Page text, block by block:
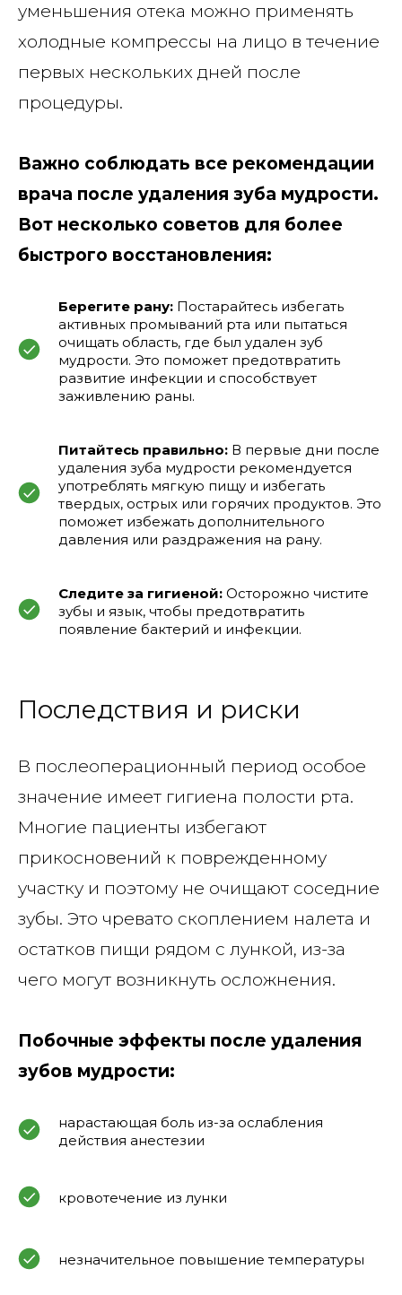
уменьшения отека можно применять
холодные компрессы на лицо в течение
первых нескольких дней после
процедуры.
Важно соблюдать все рекомендации
врача после удаления зуба мудрости.
Вот несколько советов для более
быстрого восстановления:
Берегите рану: Постарайтесь избегать
активных промываний рта или пытаться
очищать область, где был удален зуб
мудрости. Это поможет предотвратить
развитие инфекции и способствует
заживлению раны.
Питайтесь правильно: В первые дни после
удаления зуба мудрости рекомендуется
употреблять мягкую пищу и избегать
твердых, острых или горячих продуктов. Это
поможет избежать дополнительного
давления или раздражения на рану.
Следите за гигиеной: Осторожно чистите
зубы и язык, чтобы предотвратить
появление бактерий и инфекции.
Последствия и риски
В послеоперационный период особое
значение имеет гигиена полости рта.
Многие пациенты избегают
прикосновений к поврежденному
участку и поэтому не очищают соседние
зубы. Это чревато скоплением налета и
остатков пищи рядом с лункой, из-за
чего могут возникнуть осложнения.
Побочные эффекты после удаления
зубов мудрости:
нарастающая боль из-за ослабления
действия анестезии
кровотечение из лунки
незначительное повышение температуры